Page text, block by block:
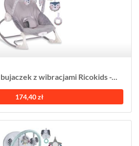
z wibracjami Ricokids -...
174,40 zł